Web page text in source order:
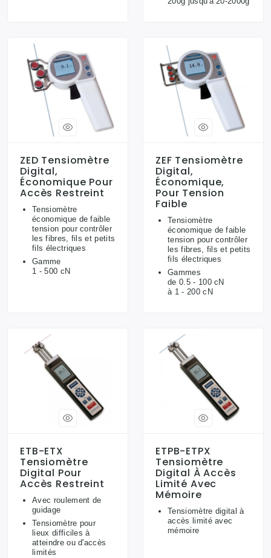
ZED Tensiomètre
Digital,
Économique Pour
Accès Restreint
Tensiomètre
économique de faible
tension pour contrôler
les fibres, fils et petits
fils électriques
Gamme
1 - 500 cN
ZEF Tensiomètre
Digital,
Économique,
Pour Tension
Faible
Tensiomètre
économique de faible
tension pour contrôler
les fibres, fils et petits
fils électriques
Gammes
de 0.5 - 100 cN
à 1 - 200 cN
ETB-ETX
Tensiomètre
Digital Pour
Accès Restreint
Avec roulement de
guidage
Tensiomètre pour
lieux difficiles à
atteindre ou d'accès
limités
ETPB-ETPX
Tensiomètre
Digital À Accès
Limité Avec
Mémoire
Tensiomètre digital à
accès limité avec
mémoire